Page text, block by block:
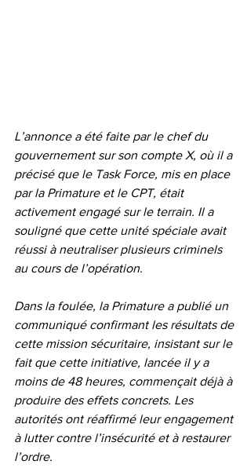
L’annonce a été faite par le chef du
gouvernement sur son compte X, où il a
précisé que le Task Force, mis en place
par la Primature et le CPT, était
activement engagé sur le terrain. Il a
souligné que cette unité spéciale avait
réussi à neutraliser plusieurs criminels
au cours de l’opération.
Dans la foulée, la Primature a publié un
communiqué confirmant les résultats de
cette mission sécuritaire, insistant sur le
fait que cette initiative, lancée il y a
moins de 48 heures, commençait déjà à
produire des effets concrets. Les
autorités ont réaffirmé leur engagement
à lutter contre l’insécurité et à restaurer
l’ordre.